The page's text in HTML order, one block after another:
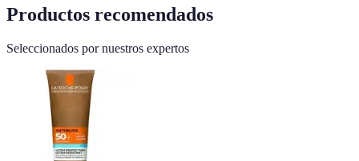
Productos recomendados
Seleccionados por nuestros expertos